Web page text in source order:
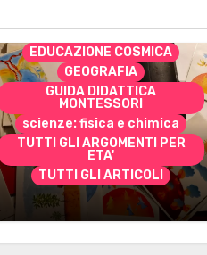
DOWNLOAD
EDUCAZIONE COSMICA
GEOGRAFIA
GUIDA DIDATTICA
MONTESSORI
scienze: fisica e chimica
TUTTI GLI ARGOMENTI PER
ETA'
TUTTI GLI ARTICOLI
Marzo 2026: nuovi
materiali stampabili per
gli abbonati